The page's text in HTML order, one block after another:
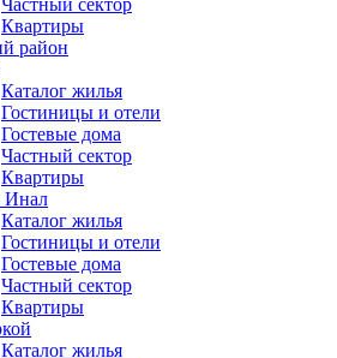
Частный сектор
Квартиры
район
Каталог жилья
Гостиницы и отели
Гостевые дома
Частный сектор
Квартиры
Инал
Каталог жилья
Гостиницы и отели
Гостевые дома
Частный сектор
Квартиры
Каталог жилья